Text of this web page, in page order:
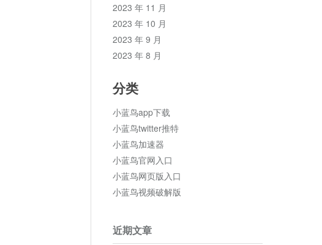
2023 年 11 月
2023 年 10 月
2023 年 9 月
2023 年 8 月
分类
小蓝鸟app下载
小蓝鸟twitter推特
小蓝鸟加速器
小蓝鸟官网入口
小蓝鸟网页版入口
小蓝鸟视频破解版
近期文章